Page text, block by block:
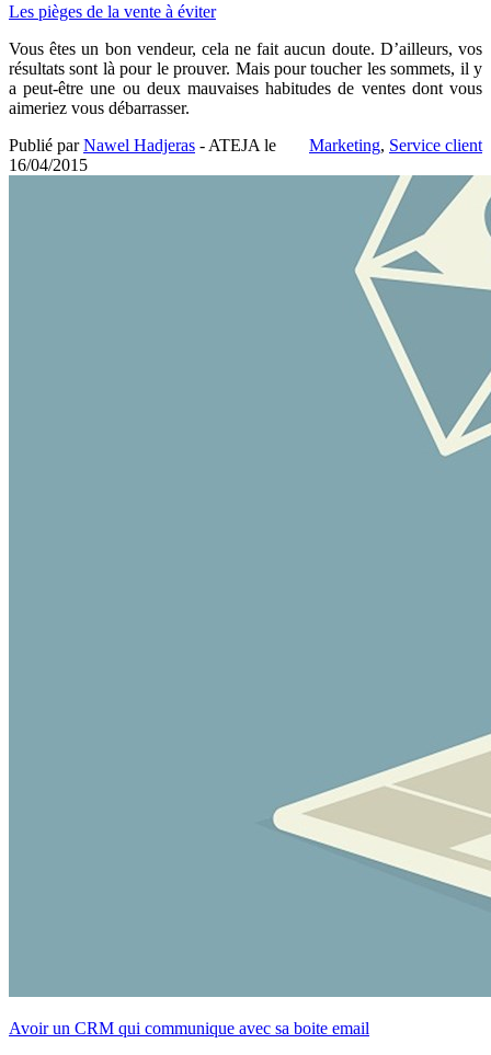
Les pièges de la vente à éviter
Vous êtes un bon vendeur, cela ne fait aucun doute. D’ailleurs, vos
résultats sont là pour le prouver. Mais pour toucher les sommets, il y
a peut-être une ou deux mauvaises habitudes de ventes dont vous
aimeriez vous débarrasser.
Marketing, Service client
Publié parNawel Hadjeras - ATEJA le
16/04/2015
Avoir un CRM qui communique avec sa boite email